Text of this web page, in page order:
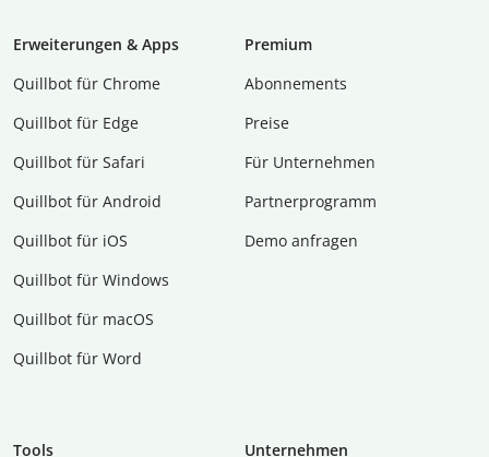
Erweiterungen & Apps
Quillbot für Chrome
Quillbot für Edge
Quillbot für Safari
Quillbot für Android
Quillbot für iOS
Quillbot für Windows
Quillbot für macOS
Quillbot für Word
Premium
Abon­ne­ments
Preise
Für Unternehmen
Partnerprogramm
Demo anfragen
Tools
Unternehmen